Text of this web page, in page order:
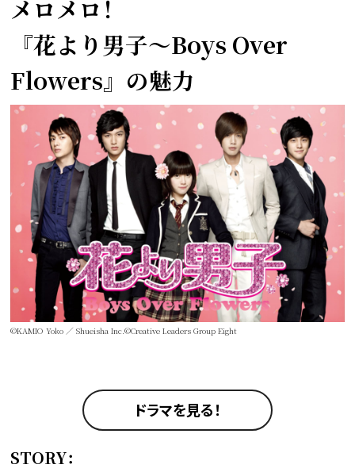
メロメロ！
『花より男子～Boys Over
Flowers』の魅力
©KAMIO Yoko ／ Shueisha Inc.©Creative Leaders Group Eight
ドラマを見る！
STORY：